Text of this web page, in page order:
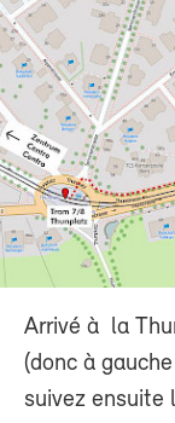
Arrivé à la
(donc à
suivez ensuite